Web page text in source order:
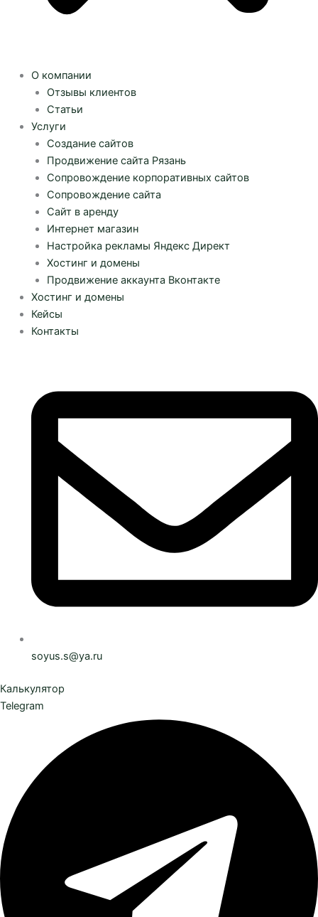
О компании
Отзывы клиентов
Статьи
Услуги
Создание сайтов
Продвижение сайта Рязань
Сопровождение корпоративных сайтов
Сопровождение сайта
Сайт в аренду
Интернет магазин
Настройка рекламы Яндекс Директ
Хостинг и домены
Продвижение аккаунта Вконтакте
Хостинг и домены
Кейсы
Контакты
soyus.s@ya.ru
Калькулятор
Telegram